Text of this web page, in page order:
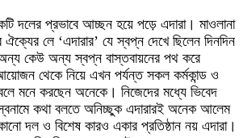
দলের প্রভাবে আচ্ছন হয়ে পড়ে এদারা। মাওলানা
ঐক্যের লে ‘এদারার’ যে স্বপ্ন দেখে ছিলেন দিনদিন
অন্য কেউ অন্য স্বপ্ন বাস্তবায়নের পথ করে
থেকে নিয়ে এখন পর্যন্ত সকল কর্মকান্ড ও
মনে করছেন অনেকে। নিজেদের মধ্যে ভিবেদ
কথা বলতে অনিচ্ছুক এদারারই অনেক আলেম
দল ও বিশেষ কারও একার প্রতিষ্ঠান নয় এদারা।